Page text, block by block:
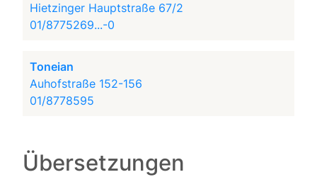
Hietzinger Hauptstraße 67/2
01/8775269...-0
Toneian
Auhofstraße 152-156
01/8778595
Übersetzungen